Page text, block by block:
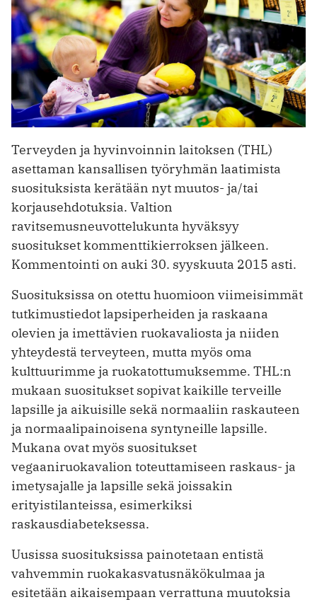
Terveyden ja hyvinvoinnin laitoksen (THL)
asettaman kansallisen työryhmän laatimista
suosituksista kerätään nyt muutos- ja/tai
korjausehdotuksia. Valtion
ravitsemusneuvottelukunta hyväksyy
suositukset kommenttikierroksen jälkeen.
Kommentointi on auki 30. syyskuuta 2015 asti.
Suosituksissa on otettu huomioon viimeisimmät
tutkimustiedot lapsiperheiden ja raskaana
olevien ja imettävien ruokavaliosta ja niiden
yhteydestä terveyteen, mutta myös oma
kulttuurimme ja ruokatottumuksemme. THL:n
mukaan suositukset sopivat kaikille terveille
lapsille ja aikuisille sekä normaaliin raskauteen
ja normaalipainoisena syntyneille lapsille.
Mukana ovat myös suositukset
vegaaniruokavalion toteuttamiseen raskaus- ja
imetysajalle ja lapsille sekä joissakin
erityistilanteissa, esimerkiksi
raskausdiabeteksessa.
Uusissa suosituksissa painotetaan entistä
vahvemmin ruokakasvatusnäkökulmaa ja
esitetään aikaisempaan verrattuna muutoksia